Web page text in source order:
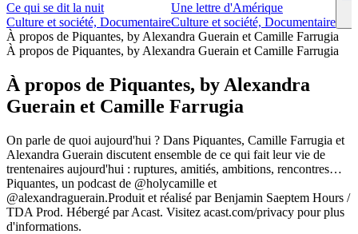
Ce qui se dit la nuit
Culture et société, Documentaire
Une lettre d'Amérique
Culture et société, Documentaire
À propos de Piquantes, by Alexandra Guerain et Camille Farrugia
À propos de Piquantes, by Alexandra Guerain et Camille Farrugia
À propos de Piquantes, by Alexandra
Guerain et Camille Farrugia
On parle de quoi aujourd'hui ? Dans Piquantes, Camille Farrugia et
Alexandra Guerain discutent ensemble de ce qui fait leur vie de
trentenaires aujourd'hui : ruptures, amitiés, ambitions, rencontres…
Piquantes, un podcast de @holycamille et
@alexandraguerain.Produit et réalisé par Benjamin Saeptem Hours /
TDA Prod. Hébergé par Acast. Visitez acast.com/privacy pour plus
d'informations.